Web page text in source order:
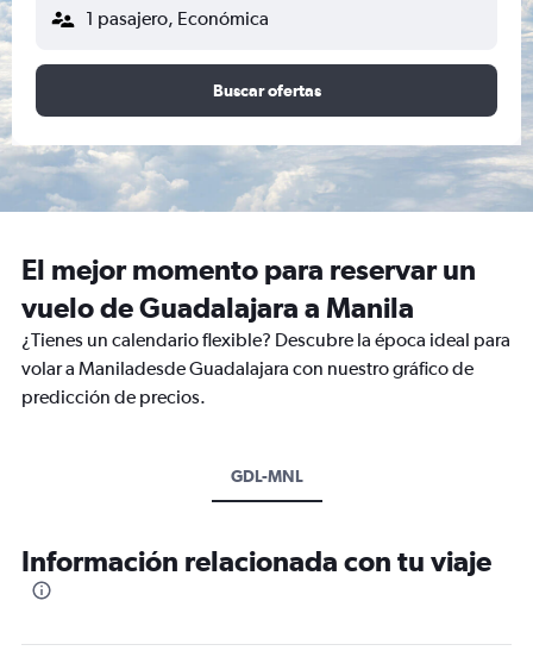
1 pasajero, Económica
Buscar ofertas
El mejor momento para reservar un
vuelo de Guadalajara a Manila
¿Tienes un calendario flexible? Descubre la época ideal para
volar a Maniladesde Guadalajara con nuestro gráfico de
predicción de precios.
GDL-MNL
Información relacionada con tu viaje